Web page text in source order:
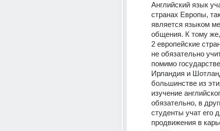
Английский язык
странах Европы,
является языком
общения. К тому
2 европейские
не обязательно
помимо
Ирландия и
большинстве из
изучение
обязательно, в
студенты учат его
продвижения в